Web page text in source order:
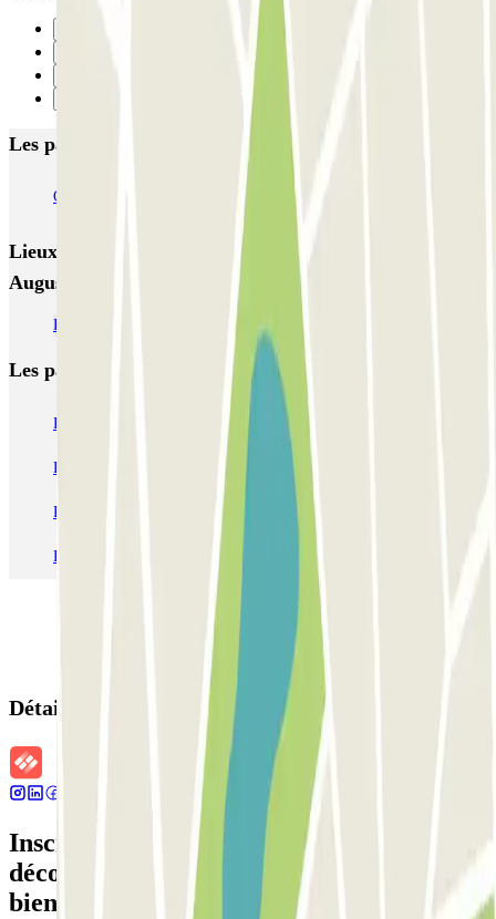
Les parkings les mieux notés à Eindhoven
Q-Park Centrum De Admirant Q-Park Mathildelaan
Lieux et événements intéressants à proximité ParkBee
Augustijnendreef
Parking aéroport Eindhoven pas cher | Réservation en ligne
Les parkings les plus réservés
Parking Paris Parking Gare de Lyon Parking Gare Montparnasse
Parking Charles de Gaulle - Roissy Aeroport
Parking Aéroport Roland Garros La Réunion P4 Longue Durée
Parking Aéroport Barcelone Parking Aéroport Beauvais
Détails de la réservation
Inscrivez-vous à notre newsletter et
découvrez des réductions, des concours et
bien d'autres surprises.